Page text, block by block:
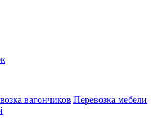
вагончиков Перевозка мебели